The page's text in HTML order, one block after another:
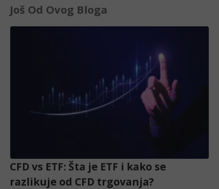
Još Od Ovog Bloga
CFD vs ETF: Šta je ETF i kako se
razlikuje od CFD trgovanja?